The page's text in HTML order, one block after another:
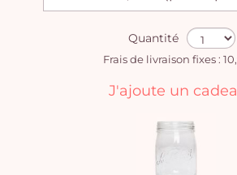
Quantité
Frais de livraison fixes :
J'ajoute un